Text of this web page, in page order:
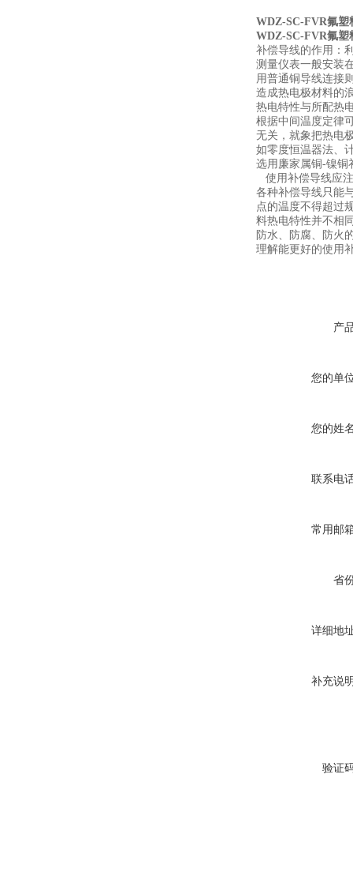
WDZ-SC-FVR氟塑
WDZ-SC-FVR氟塑
补偿导线的作用：
测量仪表一般安装
用普通铜导线连接
造成热电极材料的
热电特性与所配热
根据中间温度定律
无关，就象把热电
如零度恒温器法、
选用廉家属铜-镍铜
使用补偿导线应
各种补偿导线只能
点的温度不得超过
料热电特性并不相
防水、防腐、防火
理解能更好的使用
产
您的单
您的姓
联系电
常用邮
省
详细地
补充说
验证